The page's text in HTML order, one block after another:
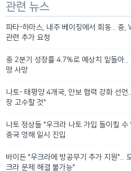
관련 뉴스
파타-하마스, 내주 베이징에서 회동... 중,
관련 추가 요청
중 2분기 성장률 4.7%로 예상치 밑돌아
명 사망
나토- 태평양 4개국, 안보 협력 강화 선언
장 고수할 것"
나토 정상들 "우크라 나토 가입 돌이킬 수
중국 영해 일시 진입
바이든 "우크라에 방공무기 추가 지원"...
크라 문제 해결 불가능"